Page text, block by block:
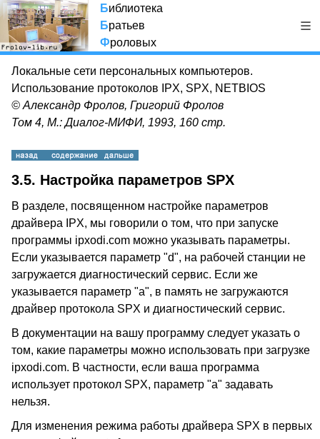
Библиотека
Братьев
Фроловых
Локальные сети персональных компьютеров.
Использование протоколов IPX, SPX, NETBIOS
© Александр Фролов, Григорий Фролов
Том 4, М.: Диалог-МИФИ, 1993, 160 стр.
3.5. Настройка параметров SPX
В разделе, посвященном настройке параметров
драйвера IPX, мы говорили о том, что при запуске
программы ipxodi.com можно указывать параметры.
Если указывается параметр "d", на рабочей станции не
загружается диагностический сервис. Если же
указывается параметр "a", в память не загружаются
драйвер протокола SPX и диагностический сервис.
В документации на вашу программу следует указать о
том, какие параметры можно использовать при загрузке
ipxodi.com. В частности, если ваша программа
использует протокол SPX, параметр "a" задавать
нельзя.
Для изменения режима работы драйвера SPX в первых